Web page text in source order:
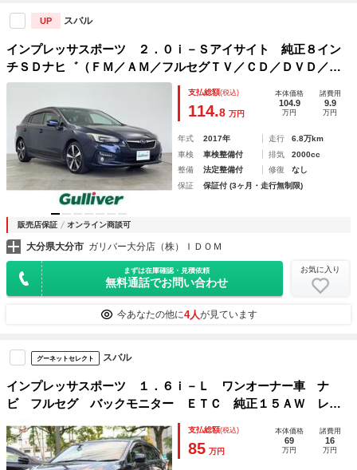
UP スバル
インプレッサスポーツ ２．０ｉ－Ｓアイサイト 純正８イン
チＳＤナヒ゛（ＦＭ／ＡＭ／フルセグＴＶ／ＣＤ／ＤＶＤ／Ｓ
Ｄ／ｉＰｏｄ／Ｂｌｕｅｔｏｏｔｈ）ドライブレコーダー バ
ックカメラ ＥＴＣ 前席パワーシート 全車速追従機能付ク
ルーズコントロール
支払総額(税込)
114.8 万円
本体価格
104.9
万円
諸費用
9.9
万円
年式 2017年 走行
6.8万km
車検
車検整備付 排気
2000cc
整備
法定整備付 修復
なし
保証
保証付 (3ヶ月・走行無制限)
販売店保証 オンライン商談可
大分県大分市 ガリバー大分店（株）ＩＤＯＭ
まずは在庫確認・見積依頼
無料通話でお問い合わせ
お気に入り
今あなたの他に4人が見ています
グーネットセレクト スバル
インプレッサスポーツ １．６ｉ－Ｌ ワンオーナー車 ナ
ビ フルセグ バックモニター ＥＴＣ 純正１５ＡＷ レザ
ー調シートカバー キーレスエントリー アイドリングストッ
プ ＣＤ ＤＶＤ再生可能 車検整備付き 修復歴無し
支払総額(税込)
85 万円
本体価格
69
万円
諸費用
16
万円